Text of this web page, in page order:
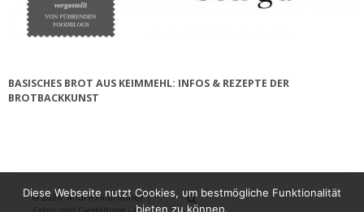
BASISCHES BROT AUS KEIMMEHL: INFOS & REZEPTE DER
BROTBACKKUNST
© 2026André Hilbrunner |
Diese Webseite nutzt Cookies, um bestmögliche Funktionalität
bieten zu können.